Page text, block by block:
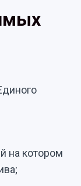
на котором